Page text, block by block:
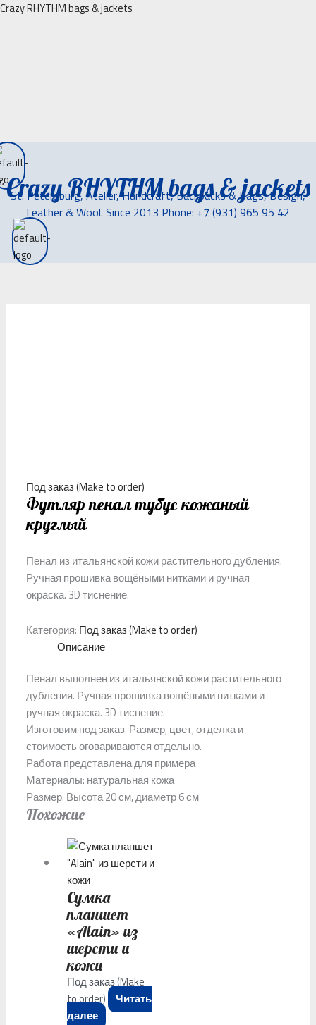
Перейти
Crazy RHYTHM bags & jackets
Crazy RHYTHM bags & jackets
St. Petersburg, Atelier, Handcraft, Backpacks & Bags, Design,
Leather & Wool. Since 2013 Phone: +7 (931) 965 95 42
Под заказ (Make to order)
Футляр пенал тубус кожаный
круглый
Пенал из итальянской кожи растительного дубления.
Ручная прошивка вощёными нитками и ручная
окраска. 3D тиснение.
Категория: Под заказ (Make to order)
Описание
Пенал выполнен из итальянской кожи растительного
дубления. Ручная прошивка вощёными нитками и
ручная окраска. 3D тиснение.
Изготовим под заказ. Размер, цвет, отделка и
стоимость оговариваются отдельно.
Работа представлена для примера
Материалы: натуральная кожа
Размер: Высота 20 см, диаметр 6 см
Похожие
Сумка
планшет
«Alain» из
шерсти и
кожи
Под заказ (Make
to order)
Читать
далее